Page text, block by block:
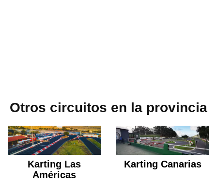
Otros circuitos en la provincia
Karting Las
Américas
Karting Canarias